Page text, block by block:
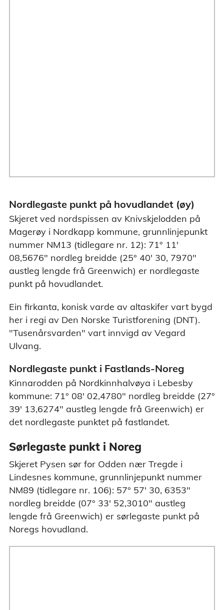
Nordlegaste punkt på hovudlandet (øy)
Skjeret ved nordspissen av Knivskjelodden på
Magerøy i Nordkapp kommune, grunnlinjepunkt
nummer NM13 (tidlegare nr. 12): 71° 11'
08,5676" nordleg breidde (25° 40' 30, 7970"
austleg lengde frå Greenwich) er nordlegaste
punkt på hovudlandet.
Ein firkanta, konisk varde av altaskifer vart bygd
her i regi av Den Norske Turistforening (DNT).
"Tusenårsvarden" vart innvigd av Vegard
Ulvang.
Nordlegaste punkt i Fastlands-Noreg
Kinnarodden på Nordkinnhalvøya i Lebesby
kommune: 71° 08' 02,4780" nordleg breidde (27°
39' 13,6274" austleg lengde frå Greenwich) er
det nordlegaste punktet på fastlandet.
Sørlegaste punkt i Noreg
Skjeret Pysen sør for Odden nær Tregde i
Lindesnes kommune, grunnlinjepunkt nummer
NM89 (tidlegare nr. 106): 57° 57' 30, 6353"
nordleg breidde (07° 33' 52,3010" austleg
lengde frå Greenwich) er sørlegaste punkt på
Noregs hovudland.